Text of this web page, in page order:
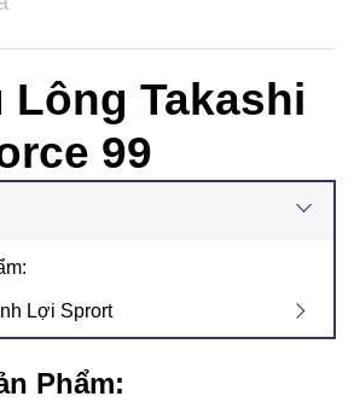
Lông Takashi
99
Lợi Sprort
Phẩm: